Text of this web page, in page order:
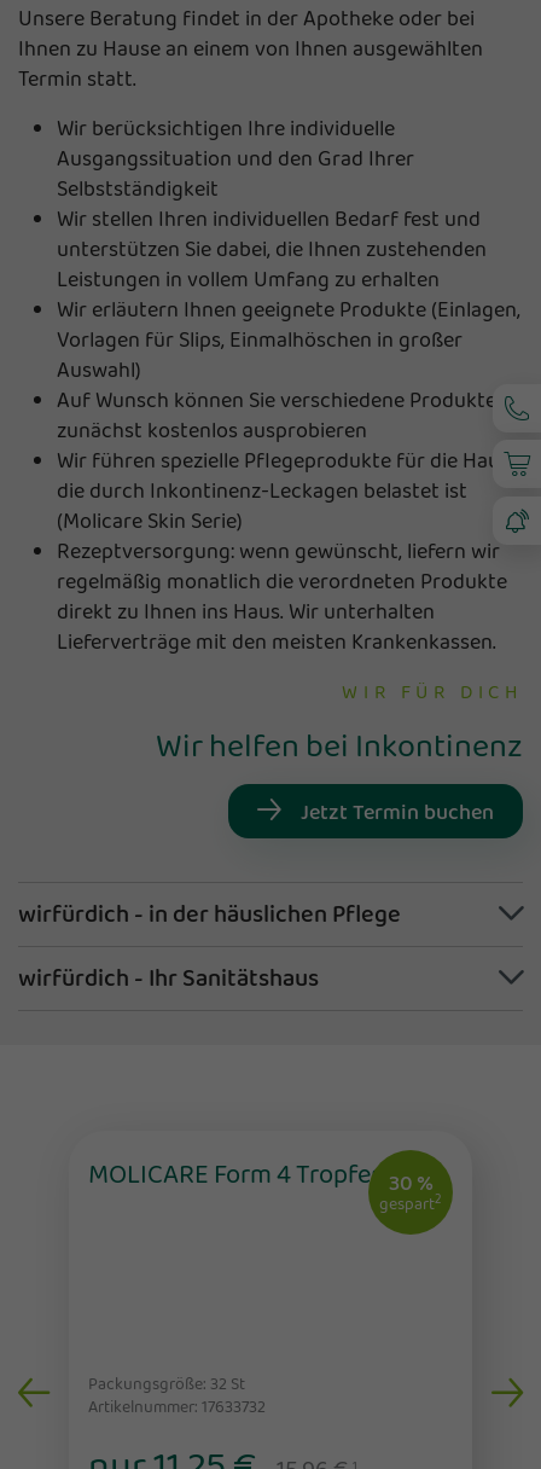
Unsere Beratung findet in der Apotheke oder bei
Ihnen zu Hause an einem von Ihnen ausgewählten
Termin statt.
Wir berücksichtigen Ihre individuelle
Ausgangssituation und den Grad Ihrer
Selbstständigkeit
Wir stellen Ihren individuellen Bedarf fest und
unterstützen Sie dabei, die Ihnen zustehenden
Leistungen in vollem Umfang zu erhalten
Wir erläutern Ihnen geeignete Produkte (Einlagen,
Vorlagen für Slips, Einmalhöschen in großer
Auswahl)
Auf Wunsch können Sie verschiedene Produkte
zunächst kostenlos ausprobieren
Wir führen spezielle Pflegeprodukte für die Haut,
die durch Inkontinenz-Leckagen belastet ist
(Molicare Skin Serie)
Rezeptversorgung: wenn gewünscht, liefern wir
regelmäßig monatlich die verordneten Produkte
direkt zu Ihnen ins Haus. Wir unterhalten
Lieferverträge mit den meisten Krankenkassen.
WIR FÜR DICH
Wir helfen bei Inkontinenz
Jetzt Termin buchen
wirfürdich - in der häuslichen Pflege
wirfürdich - Ihr Sanitätshaus
30 %
gespart2
MOLICARE Form 4 Tropfen
Packungsgröße: 32 St
Artikelnummer: 17633732